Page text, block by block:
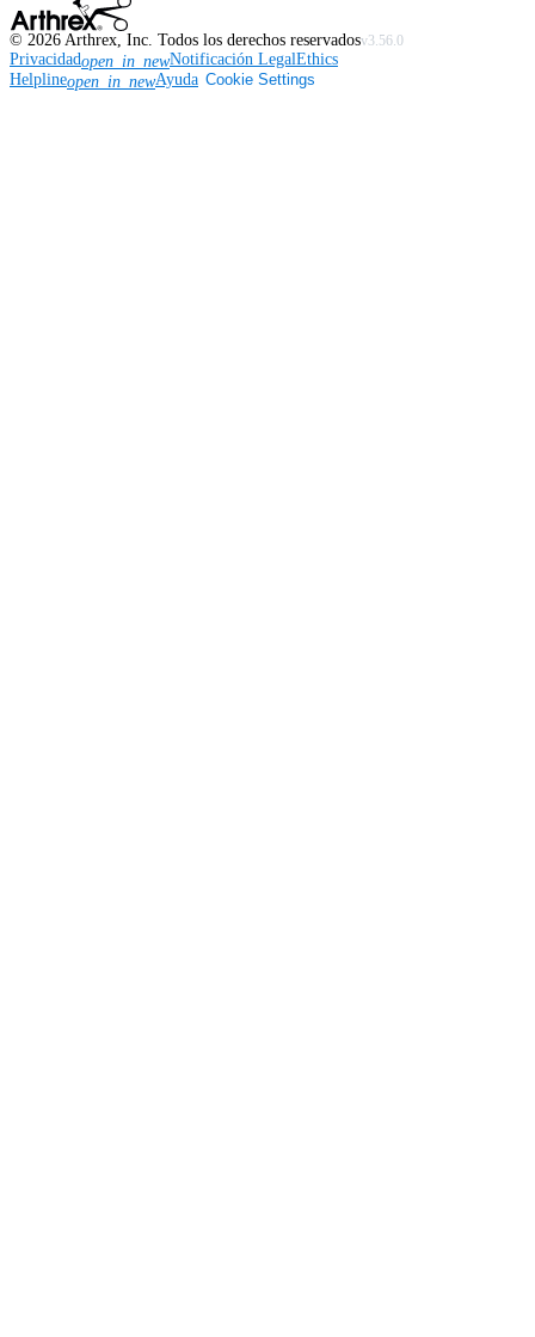
© 2026 Arthrex, Inc. Todos los derechos reservadosv3.56.0
Privacidadopen_in_newNotificación LegalEthics
Helplineopen_in_newAyuda Cookie Settings